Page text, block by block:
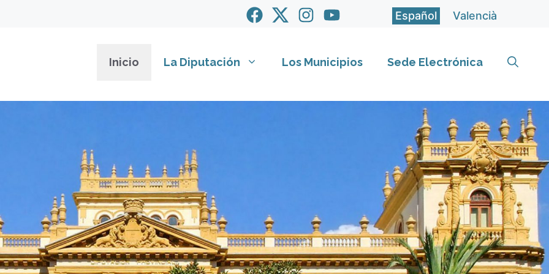
Español Valencià
Inicio La Diputación Los Municipios Sede Electrónica